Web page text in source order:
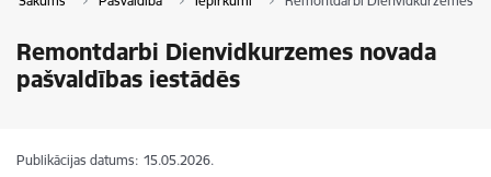
Remontdarbi Dienvidkurzemes novada
pašvaldības iestādēs
Publikācijas datums: 15.05.2026.